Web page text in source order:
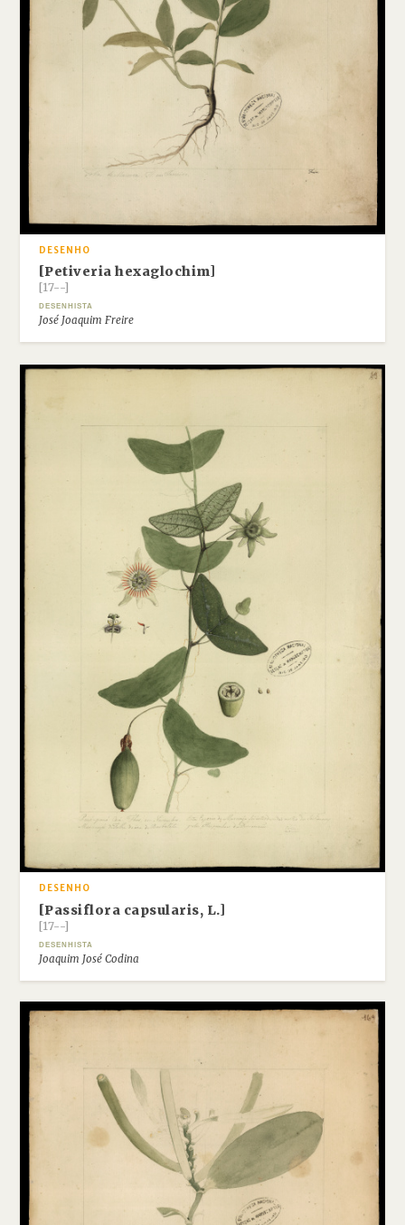
DESENHO
[Petiveria hexaglochim]
[17--]
DESENHISTA
José Joaquim Freire
DESENHO
[Passiflora capsularis, L.]
[17--]
DESENHISTA
Joaquim José Codina